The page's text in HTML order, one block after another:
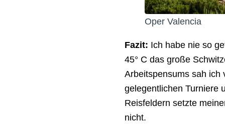
Oper Valencia
Fazit: Ich habe nie so
45° C das große
Arbeitspensums sah
gelegentlichen Turniere
Reisfeldern setzte
nicht.